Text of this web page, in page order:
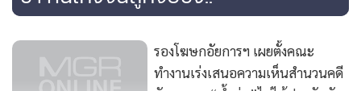
รองโฆษกอัยการฯ เผยตั้งคณะ
ทำงานเร่งเสนอความเห็นสำนวนคดี